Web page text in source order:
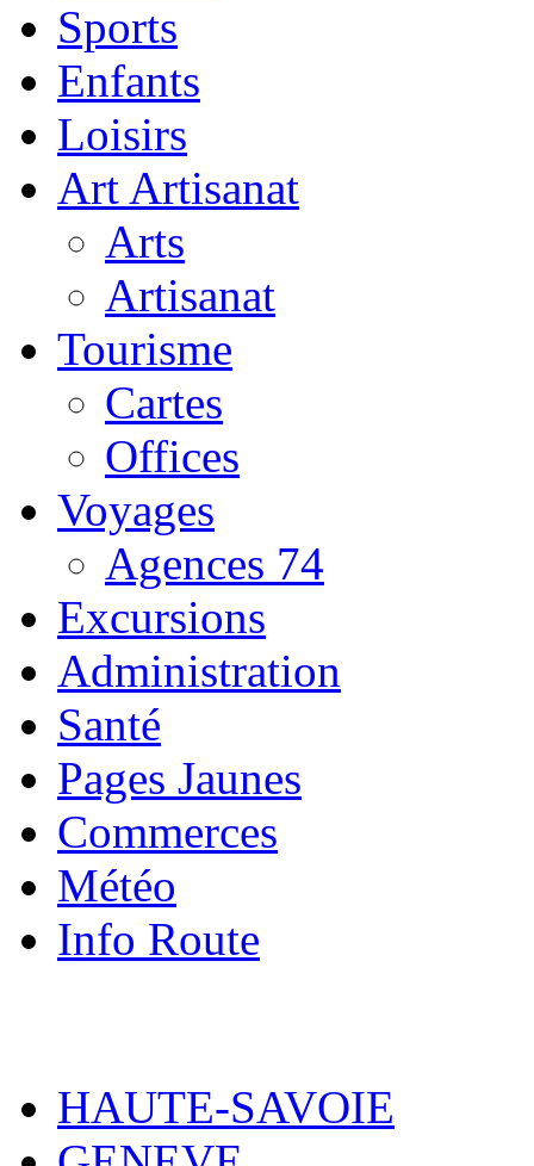
Sports
Enfants
Loisirs
Art Artisanat
Arts
Artisanat
Tourisme
Cartes
Offices
Voyages
Agences 74
Excursions
Administration
Santé
Pages Jaunes
Commerces
Météo
Info Route
HAUTE-SAVOIE